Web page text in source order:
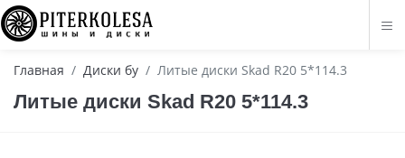
Главная Диски бу Литые диски Skad R20 5*114.3
Литые диски Skad R20 5*114.3